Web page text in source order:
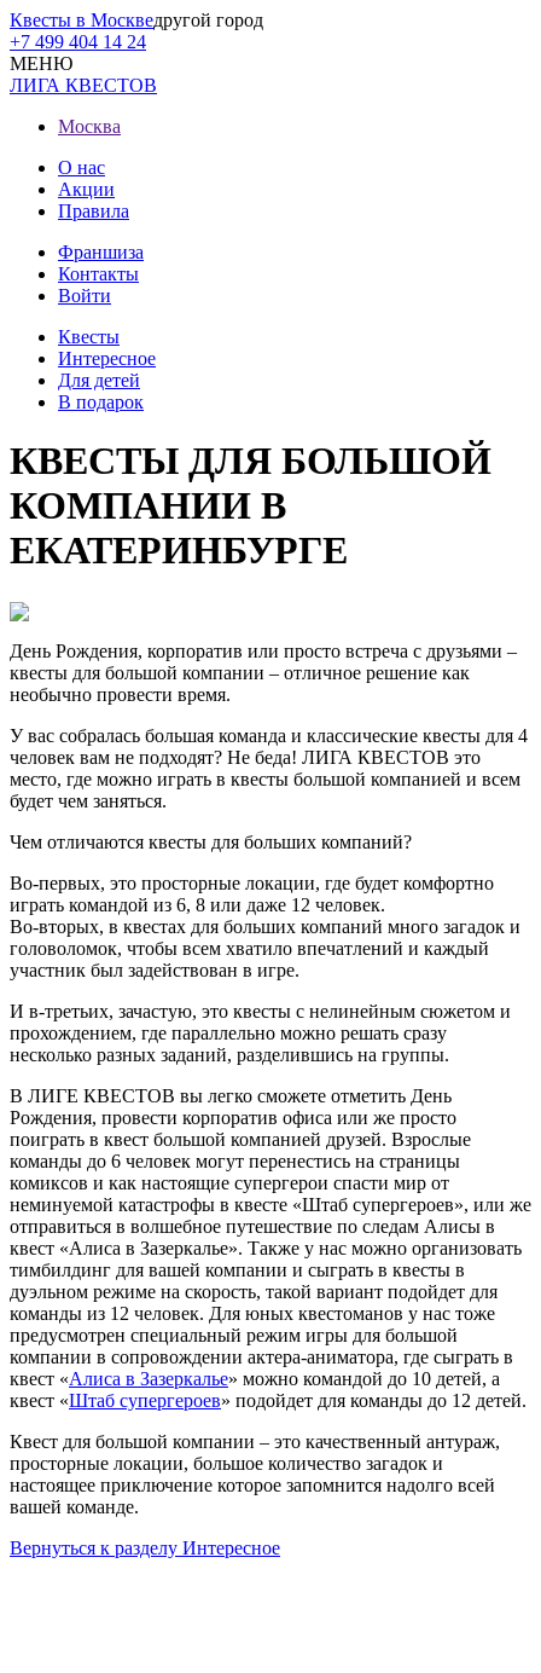
Квесты в Москведругой город
+7 499 404 14 24
МЕНЮ
ЛИГА КВЕСТОВ
Москва
О нас
Акции
Правила
Франшиза
Контакты
Войти
Квесты
Интересное
Для детей
В подарок
КВЕСТЫ ДЛЯ БОЛЬШОЙ
КОМПАНИИ В
ЕКАТЕРИНБУРГЕ
День Рождения, корпоратив или просто встреча с друзьями –
квесты для большой компании – отличное решение как
необычно провести время.
У вас собралась большая команда и классические квесты для 4
человек вам не подходят? Не беда! ЛИГА КВЕСТОВ это
место, где можно играть в квесты большой компанией и всем
будет чем заняться.
Чем отличаются квесты для больших компаний?
Во-первых, это просторные локации, где будет комфортно
играть командой из 6, 8 или даже 12 человек.
Во-вторых, в квестах для больших компаний много загадок и
головоломок, чтобы всем хватило впечатлений и каждый
участник был задействован в игре.
И в-третьих, зачастую, это квесты с нелинейным сюжетом и
прохождением, где параллельно можно решать сразу
несколько разных заданий, разделившись на группы.
В ЛИГЕ КВЕСТОВ вы легко сможете отметить День
Рождения, провести корпоратив офиса или же просто
поиграть в квест большой компанией друзей. Взрослые
команды до 6 человек могут перенестись на страницы
комиксов и как настоящие супергерои спасти мир от
неминуемой катастрофы в квесте «Штаб супергероев», или же
отправиться в волшебное путешествие по следам Алисы в
квест «Алиса в Зазеркалье». Также у нас можно организовать
тимбилдинг для вашей компании и сыграть в квесты в
дуэльном режиме на скорость, такой вариант подойдет для
команды из 12 человек. Для юных квестоманов у нас тоже
предусмотрен специальный режим игры для большой
компании в сопровождении актера-аниматора, где сыграть в
квест «Алиса в Зазеркалье» можно командой до 10 детей, а
квест «Штаб супергероев» подойдет для команды до 12 детей.
Квест для большой компании – это качественный антураж,
просторные локации, большое количество загадок и
настоящее приключение которое запомнится надолго всей
вашей команде.
Вернуться к разделу Интересное